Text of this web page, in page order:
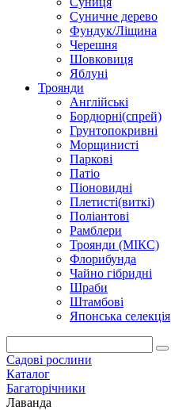
Суничне дерево
Фундук/Ліщина
Черешня
Шовковиця
Яблуні
Троянди
Англійські
Бордюрні(спрей)
Грунтопокривні
Морщинисті
Паркові
Патіо
Піоновидні
Плетисті(виткі)
Поліантові
Рамблери
Троянди (МІКС)
Флорибунда
Чайно гібридні
Шраби
Штамбові
Японська селекція
Садові рослини
Каталог
Багаторічники
Лаванда